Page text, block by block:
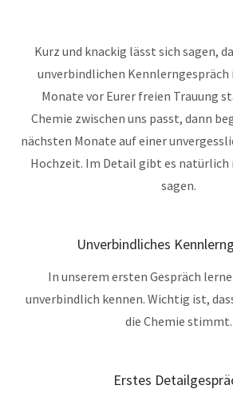
Kurz und knackig lässt sich sagen,
unverbindlichen
Monate vor Eurer freien Trauung
Chemie zwischen uns passt, dann
nächsten Monate auf einer
Hochzeit. Im Detail gibt es natürlich
sagen.
Unverbindliches
In unserem ersten Gespräch
unverbindlich kennen. Wichtig ist,
die Chemie stimmt.
Erstes